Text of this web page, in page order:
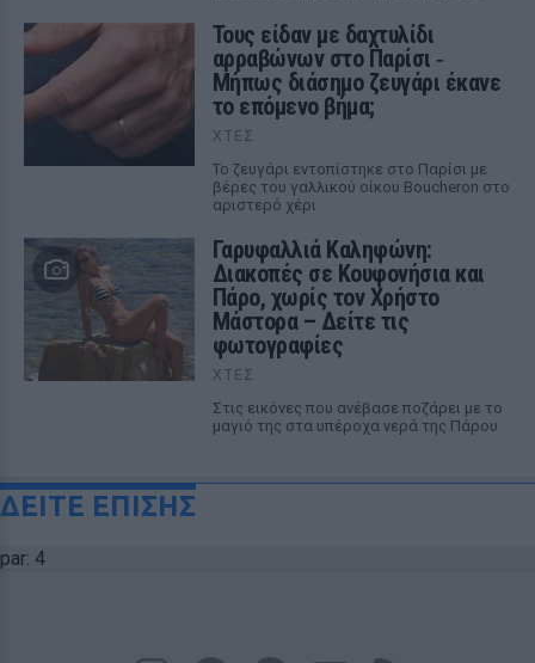
Τους είδαν με δαχτυλίδι
αρραβώνων στο Παρίσι ‑
Μήπως διάσημο ζευγάρι έκανε
το επόμενο βήμα;
ΧΤΕΣ
Το ζευγάρι εντοπίστηκε στο Παρίσι με
βέρες του γαλλικού οίκου Boucheron στο
αριστερό χέρι
Γαρυφαλλιά Καληφώνη:
Διακοπές σε Κουφονήσια και
Πάρο, χωρίς τον Χρήστο
Μάστορα – Δείτε τις
φωτογραφίες
ΧΤΕΣ
Στις εικόνες που ανέβασε ποζάρει με το
μαγιό της στα υπέροχα νερά της Πάρου
ΔΕΙΤΕ ΕΠΙΣΗΣ
par: 4